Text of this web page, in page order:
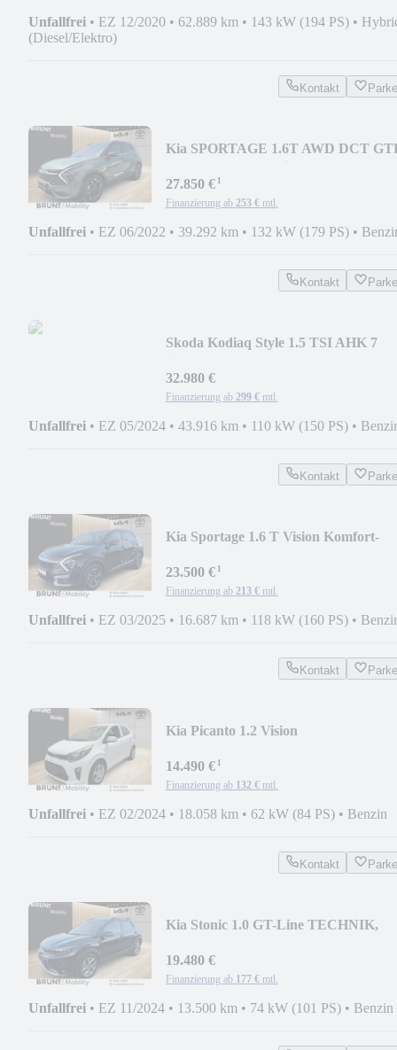
Unfallfrei • EZ 12/2020 • 62.889 km • 143 kW (194 PS) •
(Diesel/Elektro)
Kontakt
Kia SPORTAGE 1.6T AWD DCT
27.850 €¹
Finanzierung ab 253 € mtl.
Unfallfrei • EZ 06/2022 • 39.292 km • 132 kW (179 PS) •
Kontakt
Skoda Kodiaq Style 1.5 TSI AHK 7
32.980 €
Finanzierung ab 299 € mtl.
Unfallfrei • EZ 05/2024 • 43.916 km • 110 kW (150 PS) •
Kontakt
Kia Sportage 1.6 T Vision Komfort-
23.500 €¹
Finanzierung ab 213 € mtl.
Unfallfrei • EZ 03/2025 • 16.687 km • 118 kW (160 PS) •
Kontakt
Kia Picanto 1.2 Vision
14.490 €¹
Finanzierung ab 132 € mtl.
Unfallfrei • EZ 02/2024 • 18.058 km • 62 kW (84 PS) • Benzin
Kontakt
Kia Stonic 1.0 GT-Line TECHNIK,
19.480 €
Finanzierung ab 177 € mtl.
Unfallfrei • EZ 11/2024 • 13.500 km • 74 kW (101 PS) • Benzin